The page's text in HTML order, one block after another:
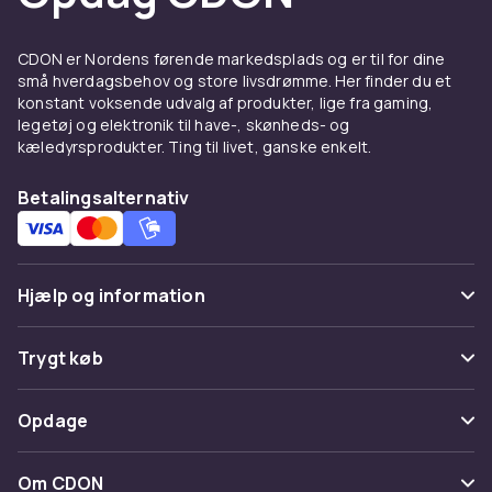
Cover og skærmbeskyttelse
til Samsung Galaxy S22 5G
Et godt cover beskytter din Samsung Galaxy
S22 5G mod ridser og stød. Vælg mellem tynde
silikonecovers, der bevarer telefonens slanke
profil, eller robuste modeller med ekstra
støddæmpning. Kombinér med en hærdet
glasskærmbeskyttelse for komplet
beskyttelse. Se hele udvalget afSamsung
tilbehørhos CDON.
Opladere og kabler til
Samsung Galaxy S22 5G
Hold batteriet ladet med den rette oplader til
CDON er Nordens førende markedsplads og er til for dine
små hverdagsbehov og store livsdrømme. Her finder du et
konstant voksende udvalg af produkter, lige fra gaming,
legetøj og elektronik til have-, skønheds- og
kæledyrsprodukter. Ting til livet, ganske enkelt.
Betalingsalternativ
Hjælp og information
Ofte stillede spørgsmål
Spor pakke
Fortryd & returner her
Kontakt os
Trygt køb
Betaling
Levering
Opdage
Kategorier
Om CDON